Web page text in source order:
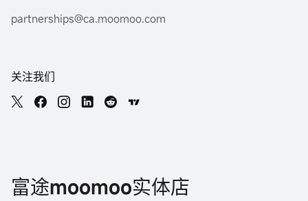
partnerships@ca.moomoo.com
关注我们
富途moomoo实体店